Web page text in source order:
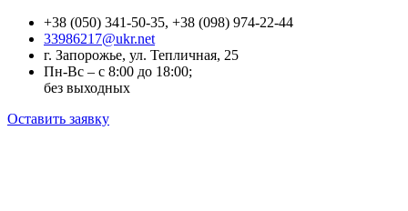
+38 (050) 341-50-35, +38 (098) 974-22-44
33986217@ukr.net
г. Запорожье, ул. Тепличная, 25
Пн-Вс – с 8:00 до 18:00;
без выходных
Оставить заявку